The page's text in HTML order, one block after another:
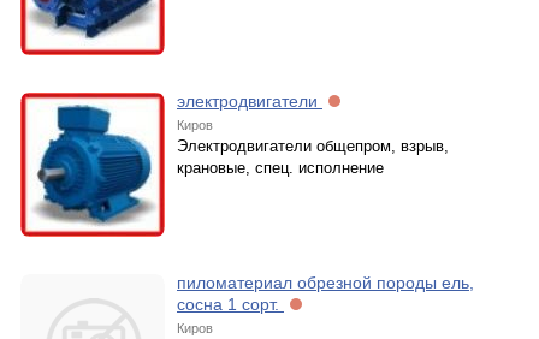
электродвигатели
Киров
Электродвигатели общепром, взрыв,
крановые, спец. исполнение
пиломатериал обрезной породы ель,
сосна 1 сорт.
Киров